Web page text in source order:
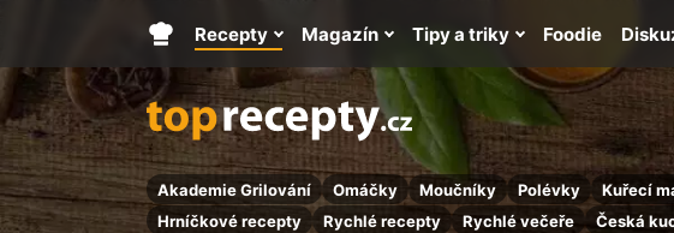
Akademie Grilování Omáčky Moučníky Polévky Kuřecí
Hrníčkové recepty
Rychlé recepty Rychlé večeře Česká
Hlavní
stránka
Recepty Magazín Tipy a triky Foodie